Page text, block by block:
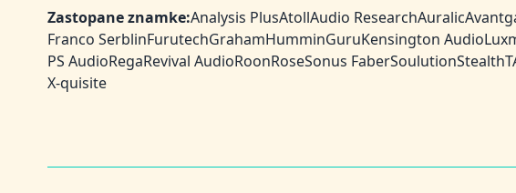
Zastopane znamke:Analysis PlusAtollAudio ResearchAuralic
Franco SerblinFurutechGrahamHumminGuruKensington Audio
PS AudioRegaRevival AudioRoonRoseSonus FaberSoulutionStealth
X-quisite